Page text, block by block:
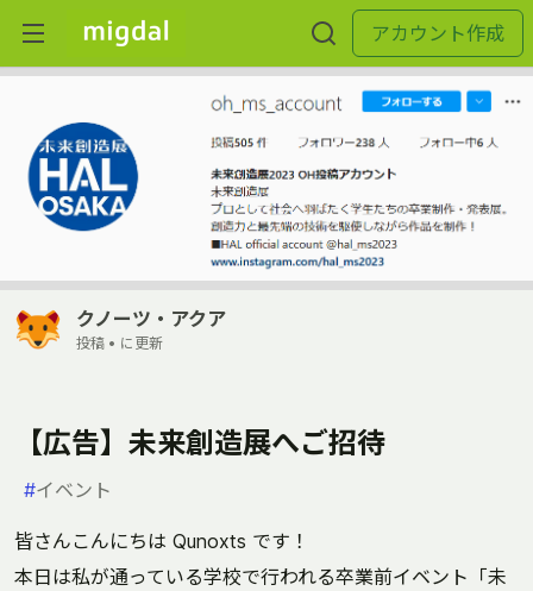
アカウント作成
クノーツ・アクア
投稿 • に更新
【広告】未来創造展へご招待
#イベント
皆さんこんにちは Qunoxts です！
本日は私が通っている学校で行われる卒業前イベント「未